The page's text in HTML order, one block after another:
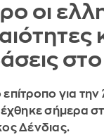
οι
στο
για
σήμερα
Δένδιας.